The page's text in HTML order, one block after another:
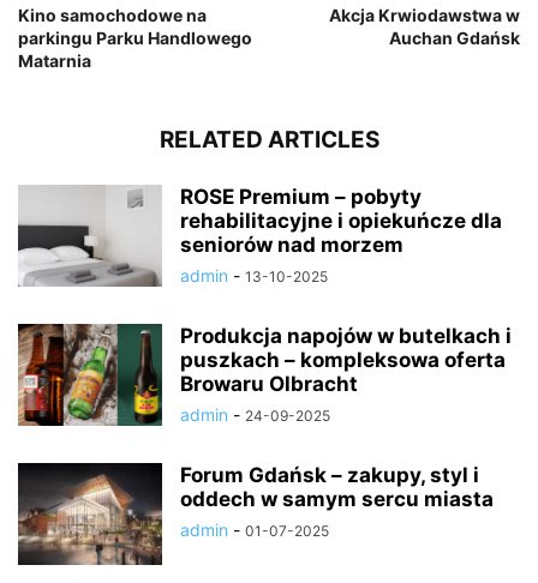
Kino samochodowe na
parkingu Parku Handlowego
Matarnia
Akcja Krwiodawstwa w
Auchan Gdańsk
RELATED ARTICLES
ROSE Premium – pobyty
rehabilitacyjne i opiekuńcze dla
seniorów nad morzem
admin - 13-10-2025
Produkcja napojów w butelkach i
puszkach – kompleksowa oferta
Browaru Olbracht
admin - 24-09-2025
Forum Gdańsk – zakupy, styl i
oddech w samym sercu miasta
admin - 01-07-2025